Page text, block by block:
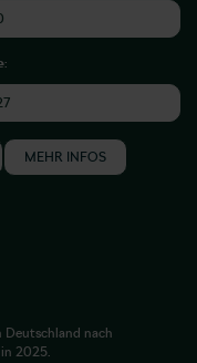
:
MEHR INFOS
Deutschland nach
2025.